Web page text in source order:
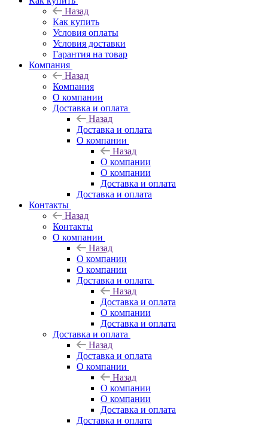
Назад
Как купить
Условия оплаты
Условия доставки
Гарантия на товар
Компания
Назад
Компания
О компании
Доставка и оплата
Назад
Доставка и оплата
О компании
Назад
О компании
О компании
Доставка и оплата
Доставка и оплата
Контакты
Назад
Контакты
О компании
Назад
О компании
О компании
Доставка и оплата
Назад
Доставка и оплата
О компании
Доставка и оплата
Доставка и оплата
Назад
Доставка и оплата
О компании
Назад
О компании
О компании
Доставка и оплата
Доставка и оплата